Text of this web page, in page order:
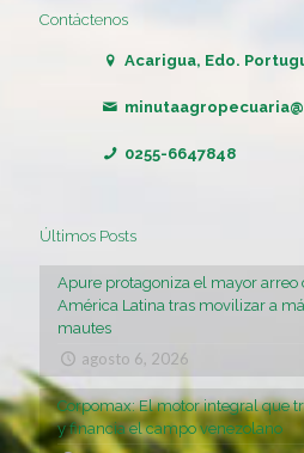
Contáctenos
Acarigua, Edo.
0255-6647848
Últimos Posts
Apure protagoniza el mayor arreo
América Latina tras movilizar a
mautes
agosto 6, 2026
Corpomax: El motor integral que
y financia el campo venezolano